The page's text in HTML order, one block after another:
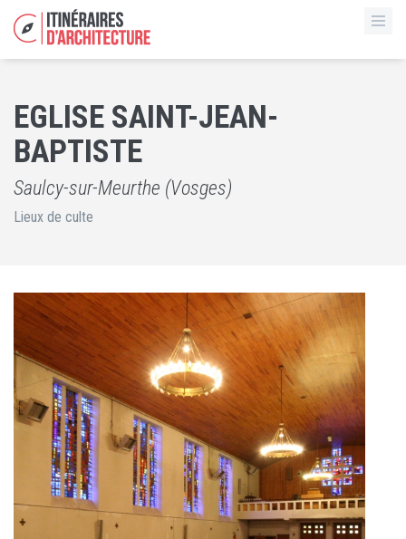
EGLISE SAINT-JEAN-
BAPTISTE
Saulcy-sur-Meurthe (Vosges)
Lieux de culte